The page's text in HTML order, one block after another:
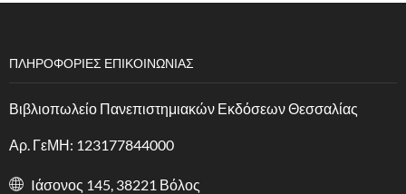
ΠΛΗΡΟΦΟΡΙΕΣ ΕΠΙΚΟΙΝΩΝΙΑΣ
Βιβλιοπωλείο Πανεπιστημιακών Εκδόσεων Θεσσαλίας
Αρ. ΓεΜΗ: 123177844000
Iάσονος 145, 38221 Βόλος